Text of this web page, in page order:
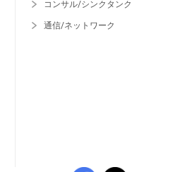
コンサル/シンクタンク
通信/ネットワーク